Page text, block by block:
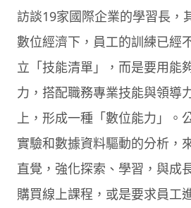
訪談19家國際企業的學習長，
數位經濟下，員工的訓練已經
立「技能清單」，而是要用能
力，搭配職務專業技能與領導
上，形成一種「數位能力」。
實驗和數據資料驅動的分析，
直覺，強化探索、學習，與成
購買線上課程，或是要求員工